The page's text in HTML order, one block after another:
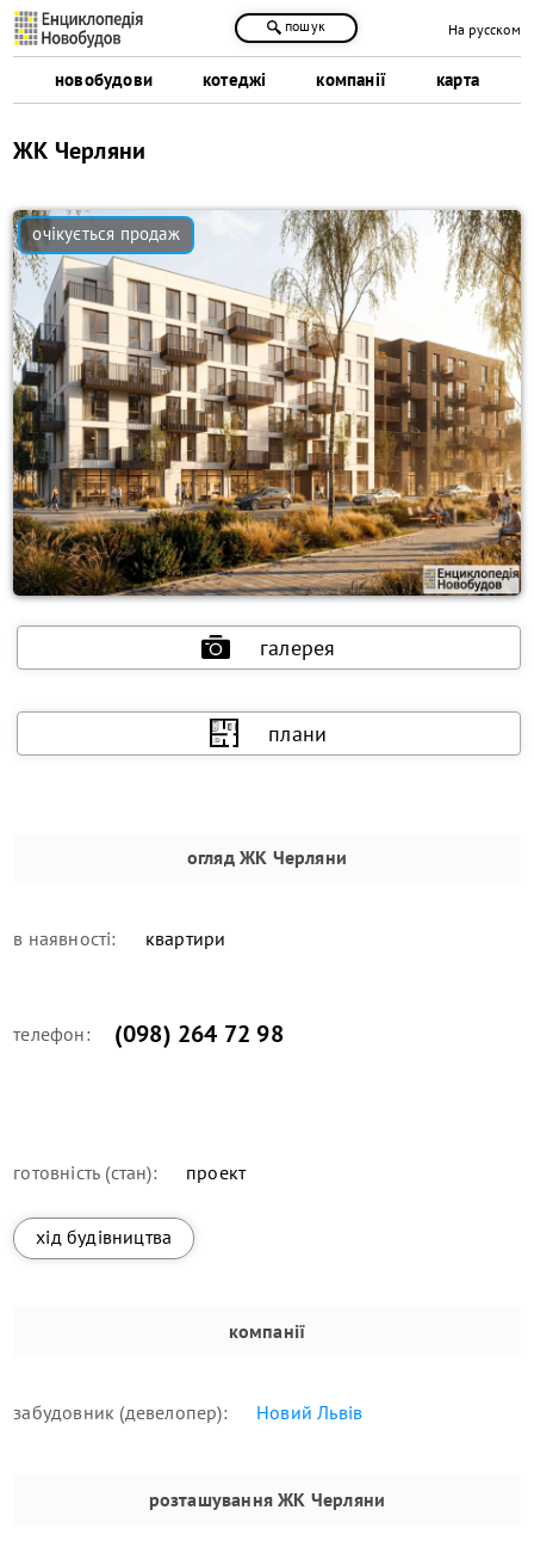
новобудови котеджі компанії карта
пошук На русском
ЖК Черляни
галерея
плани
оглядЖК Черляни
в наявності: квартири
телефон: (098) 264 72 98
готовність (стан): проект
хід будівництва
компанії
забудовник (девелопер): Новий Львів
розташування ЖК Черляни